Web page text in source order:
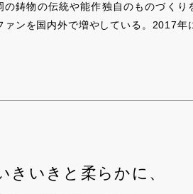
の鋳物の伝統や能作独自のものづくり
ァンを国内外で増やしている。2017年
きいきと柔らかに、